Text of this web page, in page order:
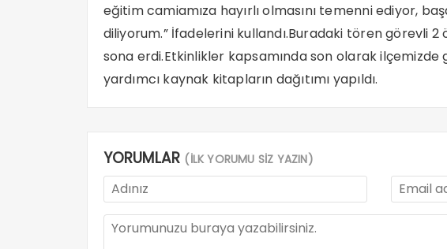
eğitim camiamıza hayırlı olmasını temenni ediyor,
diliyorum.” İfadelerini kullandı.Buradaki tören görevli
sona erdi.Etkinlikler kapsamında son olarak
yardımcı kaynak kitapların dağıtımı yapıldı.
YORUMLAR (İLK YORUMU SİZ YAZIN)